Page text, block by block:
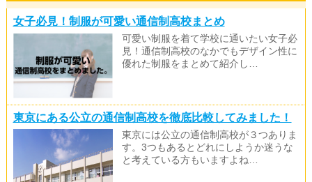
女子必見！制服が可愛い通信制高校まとめ
可愛い制服を着て学校に通いたい女子必
見！通信制高校のなかでもデザイン性に
優れた制服をまとめて紹介し…
東京にある公立の通信制高校を徹底比較してみました！
東京には公立の通信制高校が３つありま
す。3つもあるとどれにしようか迷うな
と考えている方もいますよね…